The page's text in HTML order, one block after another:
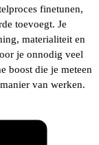
finetunen,
toevoegt. Je
materialiteit en
je onnodig veel
boost die je meteen
van werken.